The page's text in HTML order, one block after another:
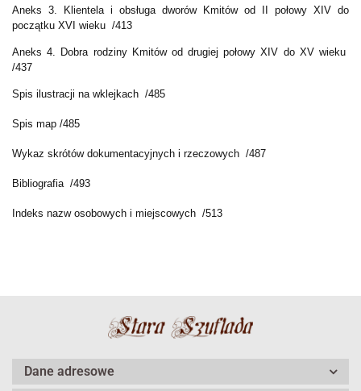
Aneks 3. Klientela i obsługa dworów Kmitów od II połowy XIV do
początku XVI wieku /413
Aneks 4. Dobra rodziny Kmitów od drugiej połowy XIV do XV wieku
/437
Spis ilustracji na wklejkach /485
Spis map /485
Wykaz skrótów dokumentacyjnych i rzeczowych /487
Bibliografia /493
Indeks nazw osobowych i miejscowych /513
Dane adresowe